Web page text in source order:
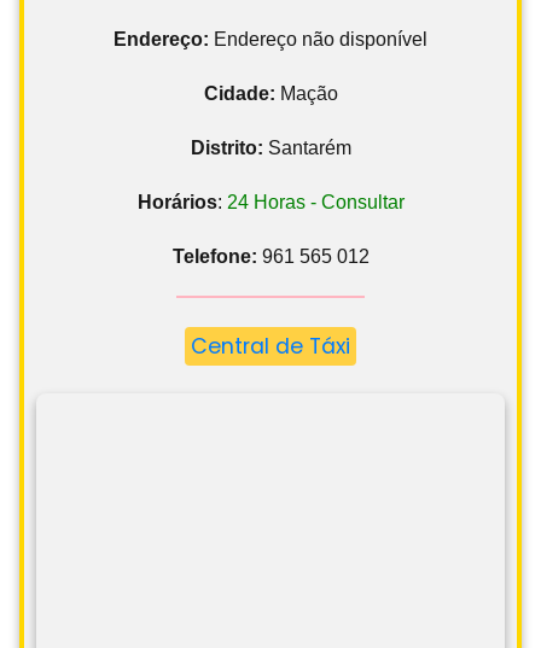
Endereço: Endereço não disponível
Cidade: Mação
Distrito: Santarém
Horários: 24 Horas - Consultar
Telefone: 961 565 012
Central de Táxi